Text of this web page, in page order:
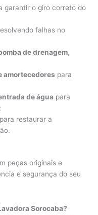
garantir o giro correto do
falhas no
de drenagem,
amortecedores para
de água para
para restaurar a
peças originais e
e segurança do seu
Sorocaba?